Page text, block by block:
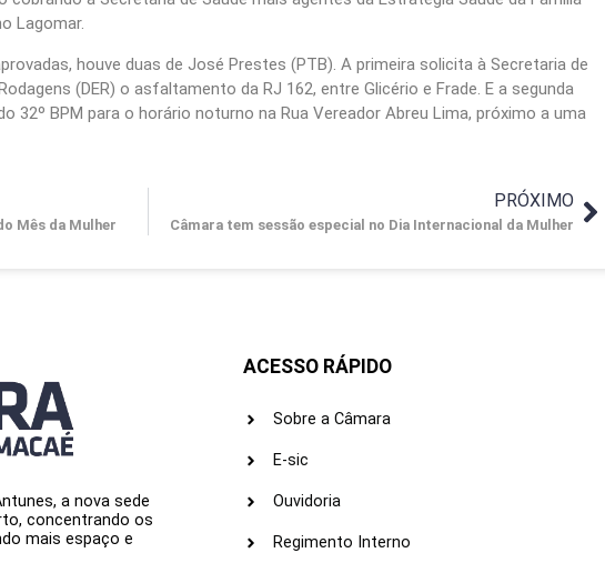
Lagomar.
houve duas de José Prestes (PTB). A primeira solicita à Secretaria de
(DER) o asfaltamento da RJ 162, entre Glicério e Frade. E a segunda
32º BPM para o horário noturno na Rua Vereador Abreu Lima, próximo a uma
Mês da Mulher
PRÓXIMO
Câmara tem sessão especial no Dia Internacional da Mulher
a nova sede
concentrando os
mais espaço e
ACESSO RÁPIDO
Sobre a Câmara
E-sic
Ouvidoria
Regimento Interno